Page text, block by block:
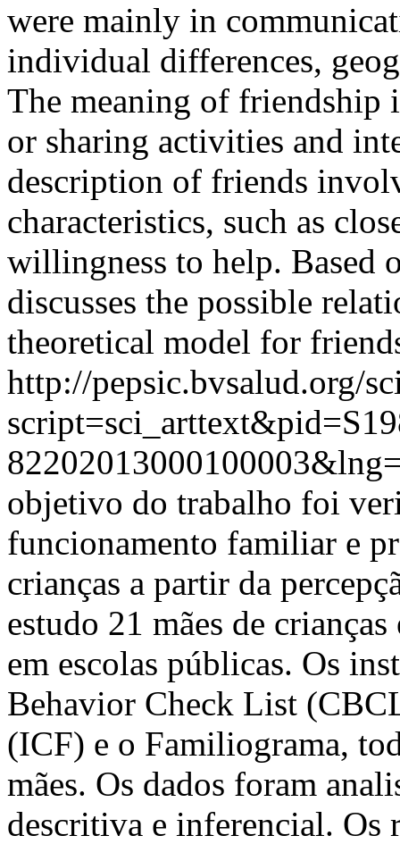
were mainly in
individual differences,
The meaning of friendship
or sharing activities and
description of friends
characteristics, such as
willingness to help. Based
discusses the possible
theoretical model for
http://pepsic.bvsalud.org/
objetivo do trabalho foi
funcionamento familiar e
crianças a partir da
estudo 21 mães de
em escolas públicas. Os
Behavior Check List
(ICF) e o Familiograma,
mães. Os dados foram
descritiva e inferencial. Os